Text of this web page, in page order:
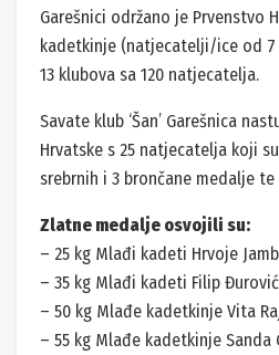
Garešnici održano je Prvenstvo
kadetkinje (natjecatelji/ice od 7
13 klubova sa 120 natjecatelja.
Savate klub ‘Šan’ Garešnica
Hrvatske s 25 natjecatelja koji
srebrnih i 3 brončane medalje
Zlatne medalje osvojili su:
– 25 kg Mlađi kadeti Hrvoje
– 35 kg Mlađi kadeti Filip Đurović
– 50 kg Mlađe kadetkinje Vita
– 55 kg Mlađe kadetkinje Sanda